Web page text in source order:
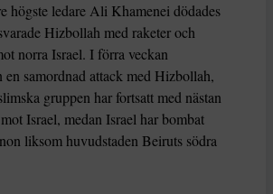
högste ledare Ali Khamenei dödades
Hizbollah med raketer och
norra Israel. I förra veckan
en samordnad attack med Hizbollah,
gruppen har fortsatt med nästan
Israel, medan Israel har bombat
liksom huvudstaden Beiruts södra